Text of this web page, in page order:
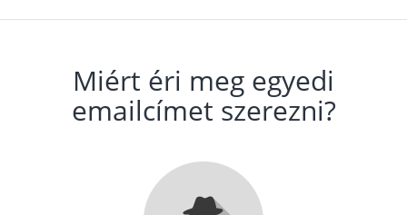
Miért éri meg egyedi
emailcímet szerezni?